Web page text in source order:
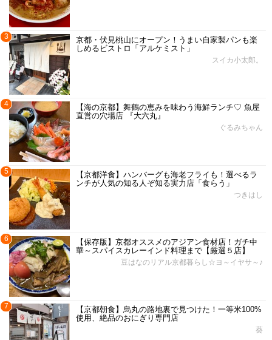
3
京都・伏見桃山にオープン！うまい自家製パンも楽
しめるビストロ「アルケミスト」
スイカ小太郎。
4
【海の京都】舞鶴の恵みを味わう海鮮ランチ♡ 魚屋
直営の穴場店 『大六丸』
ぐるみちゃん
5
【京都洋食】ハンバーグも海老フライも！選べるラ
ンチが人気の知る人ぞ知る実力店「食らう」
つきはし
6
【保存版】京都オススメのアジアン食材店！ガチ中
華～スパイスカレーインド料理まで【厳選５店】
豆はなのリアル京都暮らし☆ヨ～イヤサ～♪
7
【京都朝食】烏丸の路地裏で見つけた！一等米100%
使用、絶品のおにぎり専門店
葵